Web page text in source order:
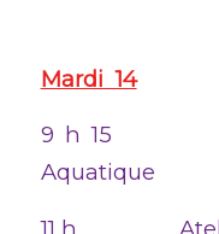
Mardi 14
9 h 15
Aquatique
11 h Atelier